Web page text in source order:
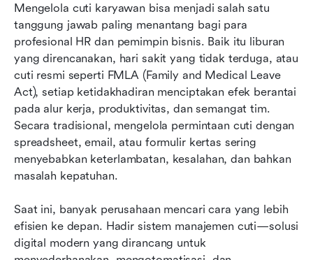
Mengelola cuti karyawan bisa menjadi salah satu
tanggung jawab paling menantang bagi para
profesional HR dan pemimpin bisnis. Baik itu liburan
yang direncanakan, hari sakit yang tidak terduga, atau
cuti resmi seperti FMLA (Family and Medical Leave
Act), setiap ketidakhadiran menciptakan efek berantai
pada alur kerja, produktivitas, dan semangat tim.
Secara tradisional, mengelola permintaan cuti dengan
spreadsheet, email, atau formulir kertas sering
menyebabkan keterlambatan, kesalahan, dan bahkan
masalah kepatuhan.
Saat ini, banyak perusahaan mencari cara yang lebih
efisien ke depan. Hadir sistem manajemen cuti—solusi
digital modern yang dirancang untuk
manajemen cuti
5 sistem manajemen cuti terbaik
Bagaimana menerapkan sistem manajemen cuti
Cara menghitung manfaat sistem manajemen
cuti
Pertanyaan yang Sering Diajukan
Kesimpulan